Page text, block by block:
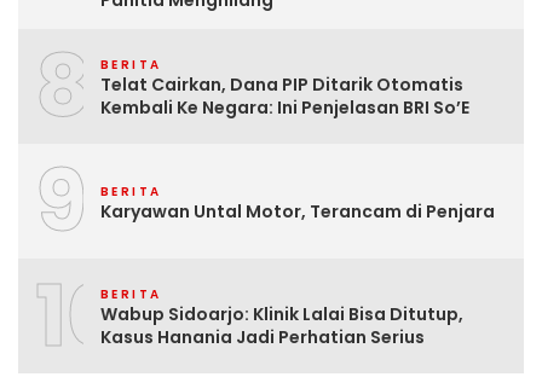
8 BERITA
Telat Cairkan, Dana PIP Ditarik Otomatis
Kembali Ke Negara: Ini Penjelasan BRI So’E
9 BERITA
Karyawan Untal Motor, Terancam di Penjara
10BERITA
Wabup Sidoarjo: Klinik Lalai Bisa Ditutup,
Kasus Hanania Jadi Perhatian Serius